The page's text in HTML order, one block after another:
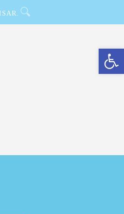
Barra de Ferramentas Aberta